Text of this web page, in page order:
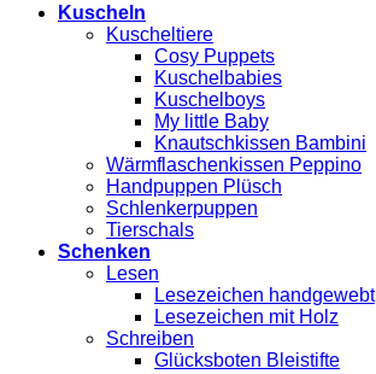
Kuscheln
Kuscheltiere
Cosy Puppets
Kuschelbabies
Kuschelboys
My little Baby
Knautschkissen Bambini
Wärmflaschenkissen Peppino
Handpuppen Plüsch
Schlenkerpuppen
Tierschals
Schenken
Lesen
Lesezeichen handgewebt
Lesezeichen mit Holz
Schreiben
Glücksboten Bleistifte